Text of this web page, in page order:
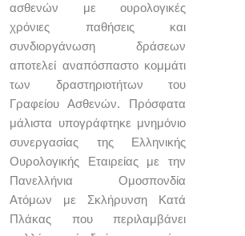
ασθενών με ουρολογικές
χρόνιες παθήσεις και
συνδιοργάνωση δράσεων
αποτελεί αναπόσπαστο κομμάτι
των δραστηριοτήτων του
Γραφείου Ασθενών. Πρόσφατα
μάλιστα υπογράφτηκε μνημόνιο
συνεργασίας της Ελληνικής
Ουρολογικής Εταιρείας με την
Πανελλήνια Ομοσπονδία
Ατόμων με Σκλήρυνση Κατά
Πλάκας που περιλαμβάνει